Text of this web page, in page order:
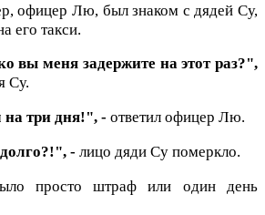
офицер Лю, был знаком с дядей Су,
его такси.
вы меня задержите на этот раз?",
Су.
три дня!", - ответил офицер Лю.
- лицо дяди Су померкло.
просто штраф или один день